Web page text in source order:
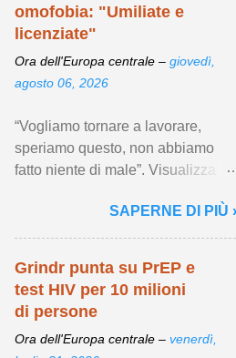
omofobia: "Umiliate e
licenziate"
Ora dell'Europa centrale – giovedì,
agosto 06, 2026
“Vogliamo tornare a lavorare,
speriamo questo, non abbiamo
fatto niente di male”. Visualizza
SAPERNE DI PIÙ
Grindr punta su PrEP e
test HIV per 10 milioni
di persone
Ora dell'Europa centrale – venerdì,